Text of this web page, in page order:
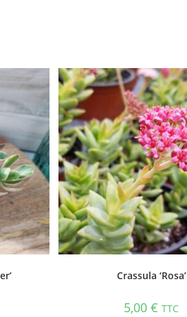
Crassula ‘Rosa’
5,00€ TTC